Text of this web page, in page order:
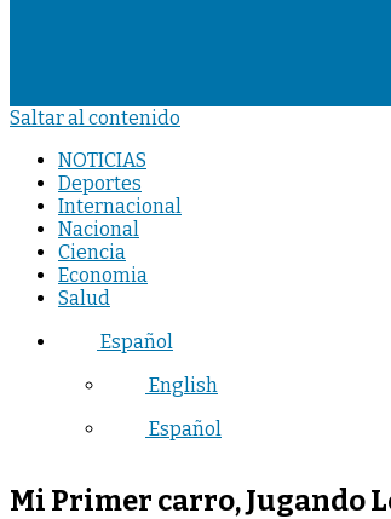
Saltar al contenido
NOTICIAS
Deportes
Internacional
Nacional
Ciencia
Economia
Salud
Español
English
Español
Mi Primer carro, Jugando